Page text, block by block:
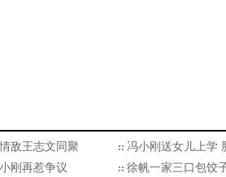
敌王志文同聚
冯小刚送女儿上学
刚再惹争议
徐帆一家三口包饺